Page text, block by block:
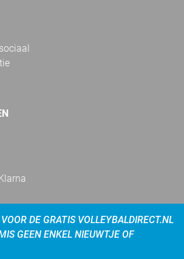
DE GRATIS VOLLEYBALDIRECT.NL
GEEN ENKEL NIEUWTJE OF